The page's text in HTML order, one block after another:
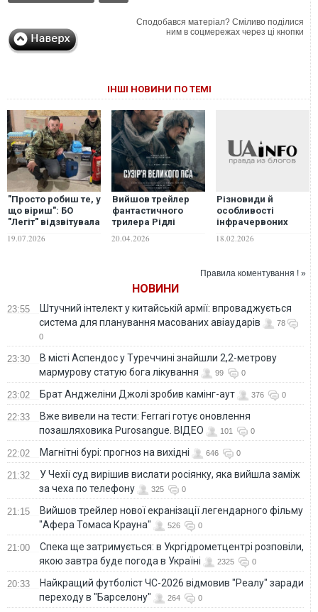
Сподобався матеріал? Сміливо поділися
ним в соцмережах через ці кнопки
ІНШІ НОВИНИ ПО ТЕМІ
"Просто робиш те, у
що віриш": БО
"Легіт" відзвітувала
допомогу
19.07.2026
Вийшов трейлер
фантастичного
трилера Рідлі
великого пса"
20.04.2026
Різновиди й
особливості
інфрачервоних
18.02.2026
Правила коментування ! »
НОВИНИ
23:55
Штучний інтелект у китайській армії: впроваджується
система для планування масованих авіаударів
78
0
23:30
В місті Аспендос у Туреччині знайшли 2,2-метрову
мармурову статую бога лікування
99 0
23:02 Брат Анджеліни Джолі зробив камінг-аут 376 0
22:33
Вже вивели на тести: Ferrari готує оновлення
позашляховика Purosangue. ВІДЕО
101 0
22:02 Магнітні бурі: прогноз на вихідні 646 0
21:32
У Чехії суд вирішив вислати росіянку, яка вийшла заміж
за чеха по телефону
325 0
21:15
Вийшов трейлер нової екранізації легендарного фільму
"Афера Томаса Крауна"
526 0
21:00
Спека ще затримується: в Укргідрометцентрі розповіли,
якою завтра буде погода в Україні
2325 0
20:33
Найкращий футболіст ЧС-2026 відмовив "Реалу" заради
переходу в "Барселону"
264 0